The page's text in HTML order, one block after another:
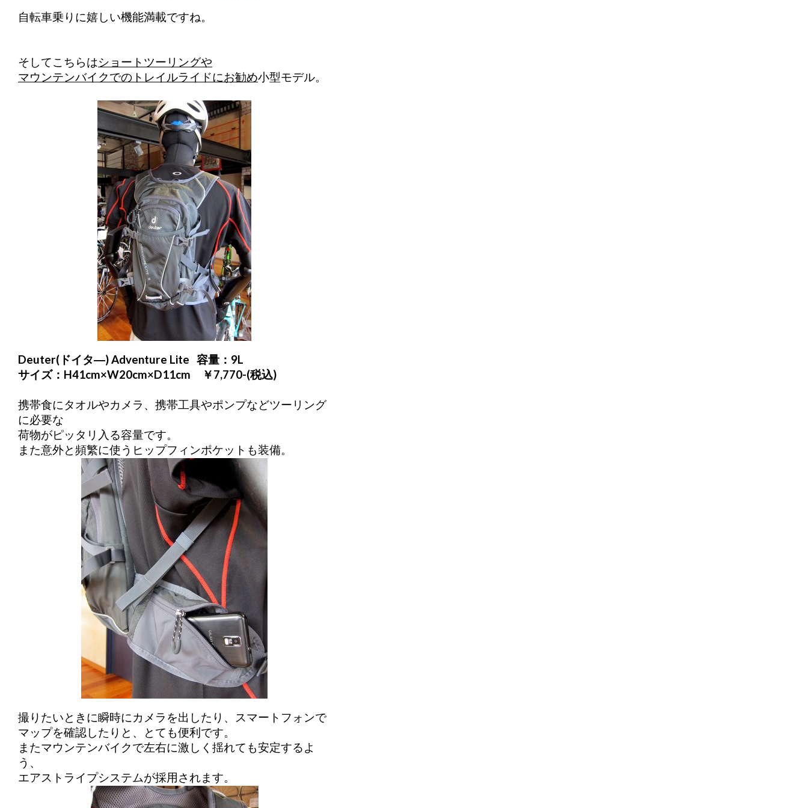
自転車乗りに嬉しい機能満載ですね。
そしてこちらはショートツーリングや
マウンテンバイクでの トレイルライドにお勧め小型モデル。
Deuter(ドイタ―) Adventure Lite 容量：9L
サイズ：H41cm×W20cm×D11cm ￥7,770-(税込)
携帯食にタオルやカメラ、携帯工具やポンプなどツーリング
に必要な
荷物がピッタリ入る容量です。
また意外と頻繁に使うヒップフィンポケットも装備。
撮りたいときに瞬時にカメラを出したり、スマートフォンで
マップを確認したりと、とても便利です。
またマウンテンバイクで左右に激しく揺れても安定するよ
う、
エアストライプシステムが採用されます。